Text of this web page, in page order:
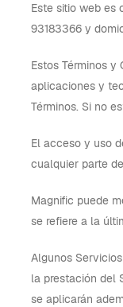
Este sitio web es
93183366 y
Estos Términos y
aplicaciones y
Términos. Si no
El acceso y uso
cualquier parte
Magnific puede
se refiere a la
Algunos
la prestación del
se aplicarán